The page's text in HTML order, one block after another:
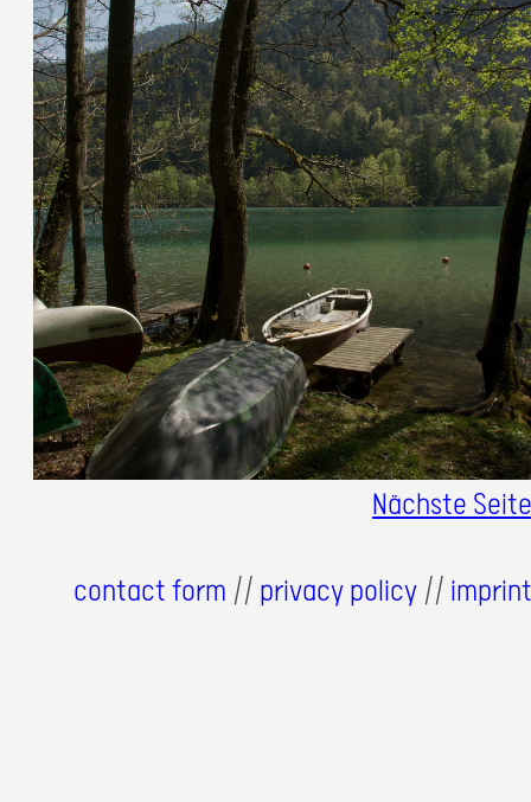
23. April 2011
Nächste
contact form // privacy policy //